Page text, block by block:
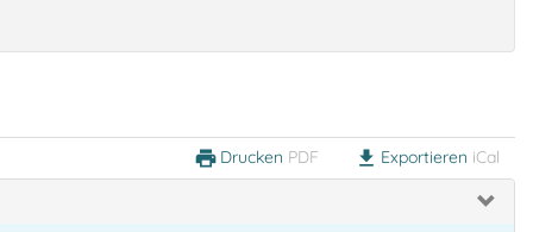
print Drucken PDF download Exportieren iCal